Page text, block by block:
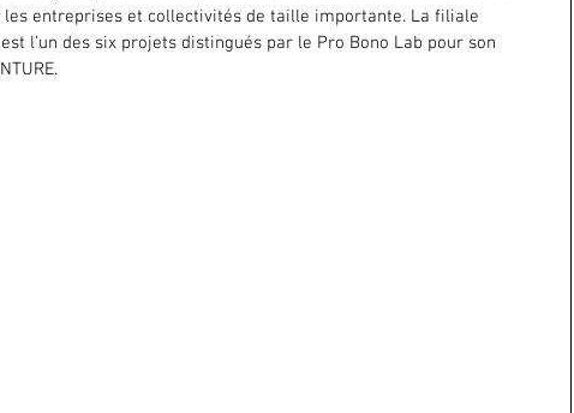
les entreprises et collectivités de taille importante. La filiale
l’un des six projets distingués par le Pro Bono Lab pour son